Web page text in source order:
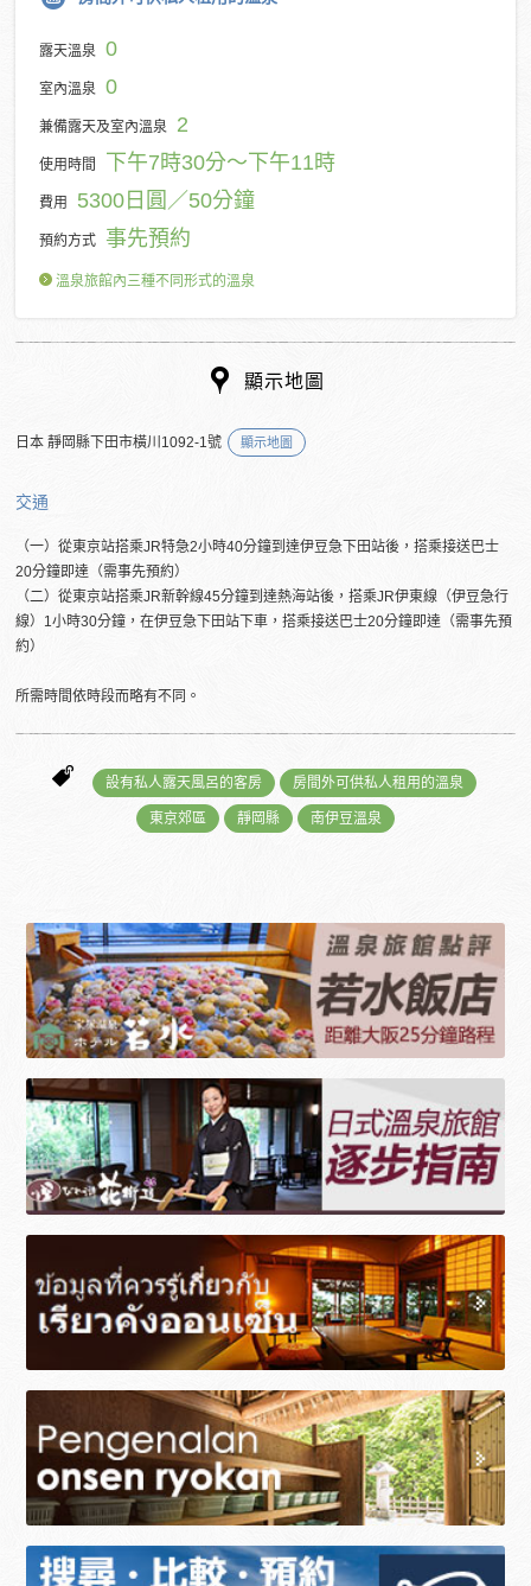
露天溫泉 0
室內溫泉 0
兼備露天及室內溫泉 2
使用時間 下午7時30分～下午11時
費用 5300日圓／50分鐘
預約方式 事先預約
溫泉旅館內三種不同形式的溫泉
顯示地圖
日本 靜岡縣下田市橫川1092-1號 顯示地圖
交通
（一）從東京站搭乘JR特急2小時40分鐘到達伊豆急下田站後，搭乘接送巴士
20分鐘即達（需事先預約）
（二）從東京站搭乘JR新幹線45分鐘到達熱海站後，搭乘JR伊東線（伊豆急行
線）1小時30分鐘，在伊豆急下田站下車，搭乘接送巴士20分鐘即達（需事先預
約）
所需時間依時段而略有不同。
設有私人露天風呂的客房 房間外可供私人租用的溫泉
東京郊區 靜岡縣 南伊豆溫泉